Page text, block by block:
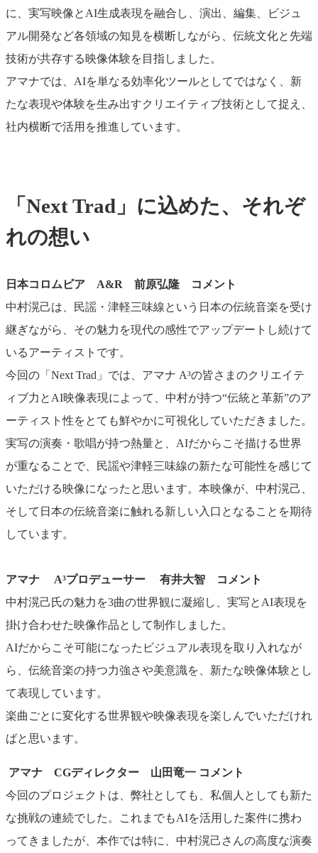
に、実写映像とAI生成表現を融合し、演出、編集、ビジュ
アル開発など各領域の知見を横断しながら、伝統文化と先端
技術が共存する映像体験を目指しました。
アマナでは、AIを単なる効率化ツールとしてではなく、新
たな表現や体験を生み出すクリエイティブ技術として捉え、
社内横断で活用を推進しています。
「Next Trad」に込めた、それぞ
れの想い
日本コロムビア A&R 前原弘隆 コメント
中村滉己は、民謡・津軽三味線という日本の伝統音楽を受け
継ぎながら、その魅力を現代の感性でアップデートし続けて
いるアーティストです。
今回の「Next Trad」では、アマナ A³の皆さまのクリエイテ
ィブ力とAI映像表現によって、中村が持つ“伝統と革新”のア
ーティスト性をとても鮮やかに可視化していただきました。
実写の演奏・歌唱が持つ熱量と、AIだからこそ描ける世界
が重なることで、民謡や津軽三味線の新たな可能性を感じて
いただける映像になったと思います。本映像が、中村滉己、
そして日本の伝統音楽に触れる新しい入口となることを期待
しています。
アマナ A³プロデューサー 有井大智 コメント
中村滉己氏の魅力を3曲の世界観に凝縮し、実写とAI表現を
掛け合わせた映像作品として制作しました。
AIだからこそ可能になったビジュアル表現を取り入れなが
ら、伝統音楽の持つ力強さや美意識を、新たな映像体験とし
て表現しています。
楽曲ごとに変化する世界観や映像表現を楽しんでいただけれ
ばと思います。
アマナ CGディレクター 山田竜一 コメント
今回のプロジェクトは、弊社としても、私個人としても新た
な挑戦の連続でした。これまでもAIを活用した案件に携わ
ってきましたが、本作では特に、中村滉己さんの高度な演奏